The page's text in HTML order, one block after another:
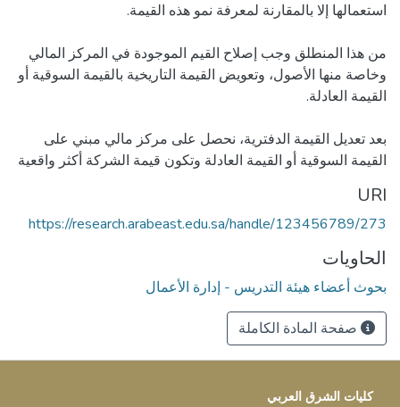
من هذا المنطلق وجب إصلاح القيم الموجودة في المركز المالي
وخاصة منها الأصول، وتعويض القيمة التاريخية بالقيمة السوقية أو
بعد تعديل القيمة الدفترية، نحصل على مركز مالي مبني على
القيمة السوقية أو القيمة العادلة وتكون قيمة الشركة أكثر واقعية
URI
https://research.arabeast.edu.sa/handle/123456789/273
الحاويات
بحوث أعضاء هيئة التدريس - إدارة الأعمال
صفحة المادة الكاملة
كليات الشرق العربي